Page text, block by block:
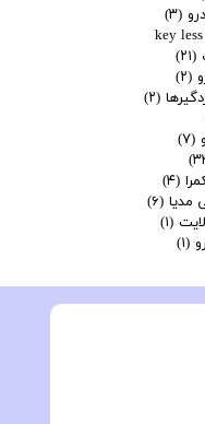
(۳)
(۲۱)
(۲)
(۲)
(۷)
(۴)
مدیا (۶)
(۱)
(۱)